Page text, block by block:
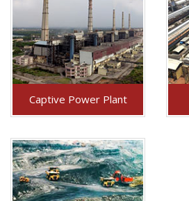
Captive Power Plant